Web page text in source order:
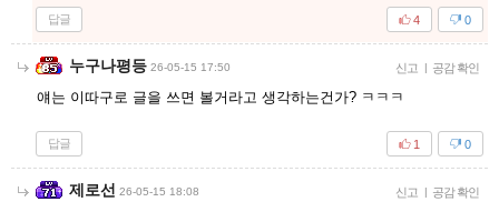
답글 0
4
누구나평등 26-05-15 17:50 신고 | 공감 확인
얘는 이따구로 글을 쓰면 볼거라고 생각하는건가? ㅋㅋㅋ
답글 0
1
제로선 26-05-15 18:08 신고 | 공감 확인